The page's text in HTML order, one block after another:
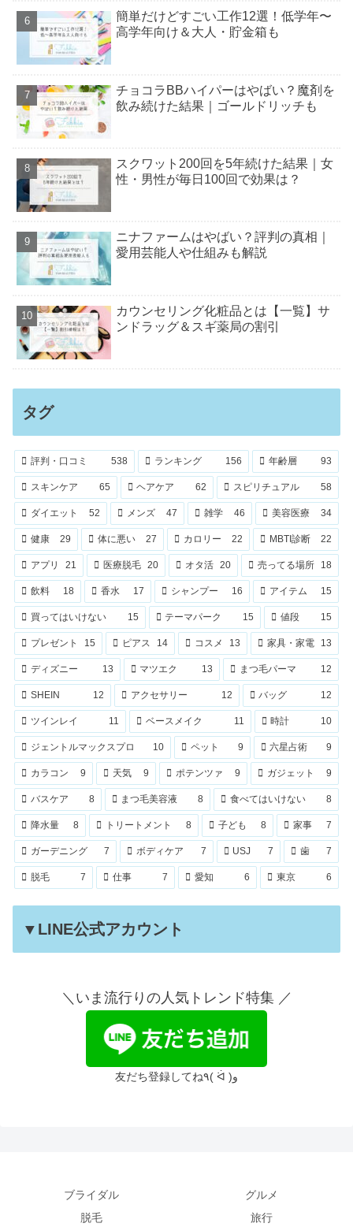
簡単だけどすごい工作12選！低学年〜
高学年向け＆大人・貯金箱も
チョコラBBハイパーはやばい？魔剤を
飲み続けた結果｜ゴールドリッチも
スクワット200回を5年続けた結果｜女
性・男性が毎日100回で効果は？
ニナファームはやばい？評判の真相｜
愛用芸能人や仕組みも解説
カウンセリング化粧品とは【一覧】サ
ンドラッグ＆スギ薬局の割引
タグ
評判・口コミ 538 ランキング 156 年齢層 93
スキンケア 65 ヘアケア 62 スピリチュアル 58
ダイエット 52 メンズ 47 雑学 46 美容医療 34
健康 29 体に悪い 27 カロリー 22 MBTI診断 22
アプリ 21 医療脱毛 20 オタ活 20 売ってる場所 18
飲料 18 香水 17 シャンプー 16 アイテム 15
買ってはいけない 15 テーマパーク 15 値段 15
プレゼント 15 ピアス 14 コスメ 13 家具・家電 13
ディズニー 13 マツエク 13 まつ毛パーマ 12
SHEIN 12 アクセサリー 12 バッグ 12
ツインレイ 11 ベースメイク 11 時計 10
ジェントルマックスプロ 10 ペット 9 六星占術 9
カラコン 9 天気 9 ポテンツァ 9 ガジェット 9
バスケア 8 まつ毛美容液 8 食べてはいけない 8
降水量 8 トリートメント 8 子ども 8 家事 7
ガーデニング 7 ボディケア 7 USJ 7 歯 7
脱毛 7 仕事 7 愛知 6 東京 6
▼LINE公式アカウント
＼いま流行りの人気トレンド特集 ／
友だち登録してね٩( ᐛ )و
ブライダル
グルメ
脱毛
旅行